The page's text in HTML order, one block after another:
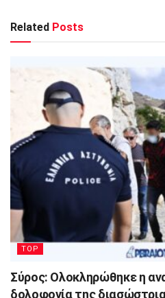
Related Posts
TOP
Σύρος: Ολοκληρώθηκε η
δολοφονία της